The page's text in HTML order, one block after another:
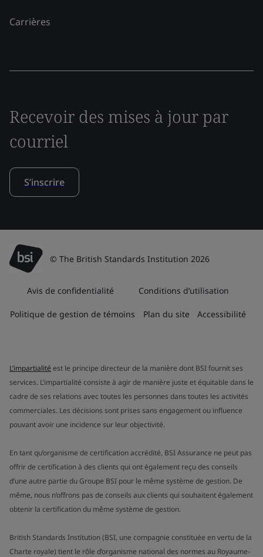
Carrières
Recevoir des mises à jour par
courriel
S’inscrire
© The British Standards Institution 2026
Avis de confidentialité Conditions d’utilisation
Politique de gestion de témoins Plan du site Accessibilité
L’impartialité est le principe directeur de la manière dont BSI fournit ses
services. L’impartialité consiste à agir de manière juste et équitable dans le
cadre de ses relations avec toutes les personnes dans toutes les activités
commerciales. Les décisions sont prises sans engagement ou influence
pouvant avoir une incidence sur leur objectivité.
En tant qu’organisme de certification accrédité, BSI Assurance ne peut pas
offrir de certification à des clients qui ont également reçu des conseils
d’une autre partie du Groupe BSI pour le même système de gestion. De
même, nous n’offrons pas de conseils aux clients qui souhaitent également
obtenir la certification du même système de gestion.
British Standards Institution (BSI, une compagnie constituée en vertu de la
Charte royale) tient le rôle d’organisme national des normes au Royaume-